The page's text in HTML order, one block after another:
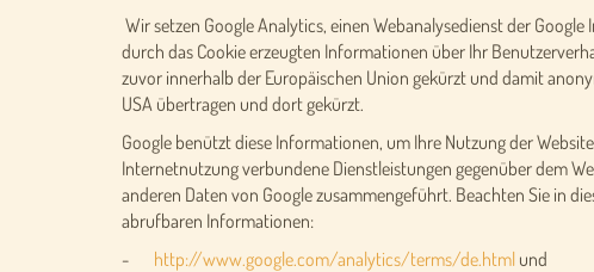
Wir setzen Google Analytics, einen Webanalysedienst der
durch das Cookie erzeugten Informationen über Ihr
zuvor innerhalb der Europäischen Union gekürzt und damit
USA übertragen und dort gekürzt.
Google benützt diese Informationen, um Ihre Nutzung der
Internetnutzung verbundene Dienstleistungen gegenüber dem
anderen Daten von Google zusammengeführt. Beachten Sie in
abrufbaren Informationen:
- http://www.google.com/analytics/terms/de.html und